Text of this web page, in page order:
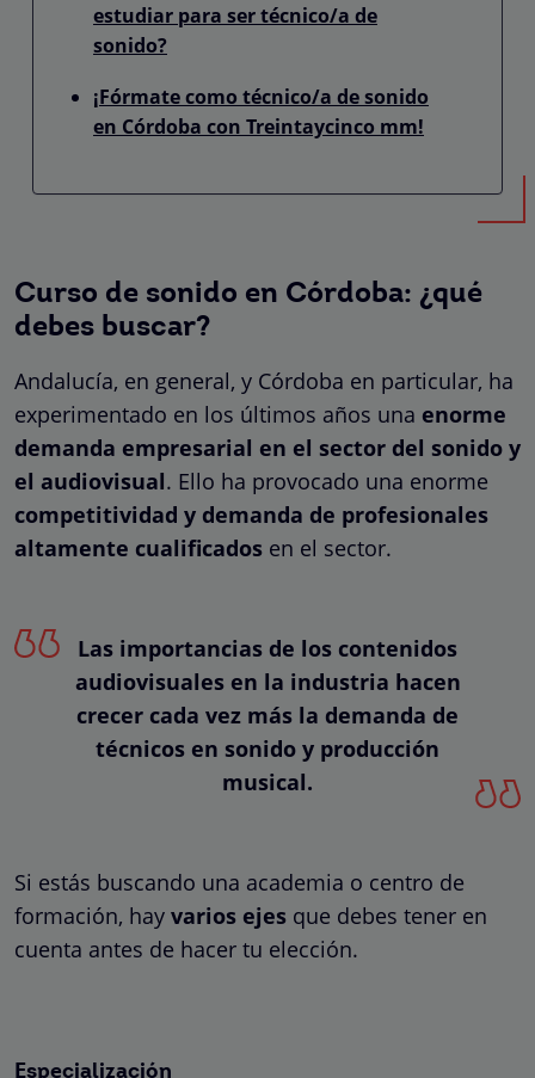
estudiar para ser técnico/a de
sonido?
¡Fórmate como técnico/a de sonido
en Córdoba con Treintaycinco mm!
Curso de sonido en Córdoba: ¿qué
debes buscar?
Andalucía, en general, y Córdoba en particular, ha
experimentado en los últimos años una enorme
demanda empresarial en el sector del sonido y
el audiovisual. Ello ha provocado una enorme
competitividad y demanda de profesionales
altamente cualificados en el sector.
Las importancias de los contenidos
audiovisuales en la industria hacen
crecer cada vez más la demanda de
técnicos en sonido y producción
musical.
Si estás buscando una academia o centro de
formación, hay varios ejes que debes tener en
cuenta antes de hacer tu elección.
Especialización